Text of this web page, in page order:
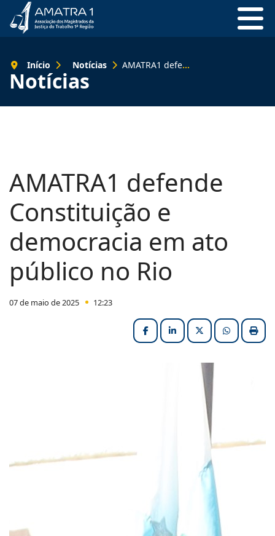
Notícias
Início Notícias AMATRA1 defende Constituição e democracia em ato público no Rio
AMATRA1 defende
Constituição e
democracia em ato
público no Rio
07 de maio de 2025 12:23
FacebookLinkedInX (formerly